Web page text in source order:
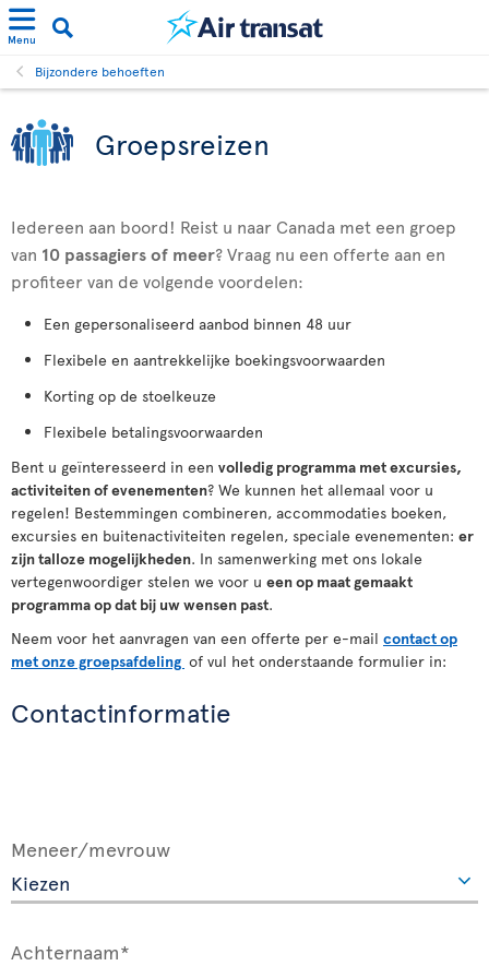
Menu
Bijzondere behoeften
Groepsreizen
Iedereen aan boord! Reist u naar Canada met een groep
van 10 passagiersof meer? Vraag nu een offerte aan en
profiteer van de volgende voordelen:
Een gepersonaliseerd aanbod binnen 48 uur
Flexibele en aantrekkelijke boekingsvoorwaarden
Korting op de stoelkeuze
Flexibele betalingsvoorwaarden
Bent u geïnteresseerd in een volledig programma met excursies,
activiteitenofevenementen? We kunnen het allemaal voor u
regelen! Bestemmingen combineren, accommodaties boeken,
excursies en buitenactiviteiten regelen, speciale evenementen: er
zijn talloze mogelijkheden. In samenwerking met ons lokale
vertegenwoordiger stelen we voor u een op maat gemaakt
programma op dat bij uw wensen past.
Neem voor het aanvragen van een offerte per e-mail contact op
met onze groepsafdeling of vul het onderstaande formulier in:
Contactinformatie
Meneer/mevrouw
Achternaam*